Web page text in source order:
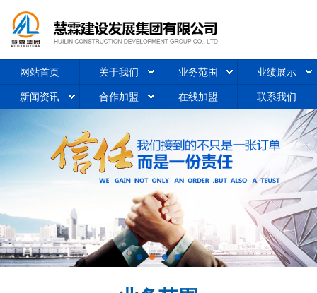
网站首页 关于我们 业务范围 业绩展示
新闻资讯 合作加盟 在线加盟 联系我们